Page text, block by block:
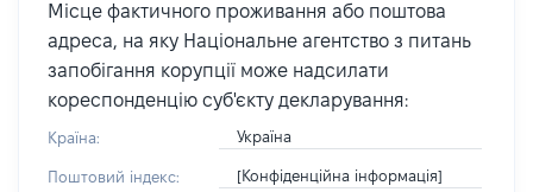
Місце фактичного проживання або поштова
адреса, на яку Національне агентство з питань
запобігання корупції може надсилати
кореспонденцію суб'єкту декларування:
Країна: Україна
Поштовий індекс: [Конфіденційна інформація]